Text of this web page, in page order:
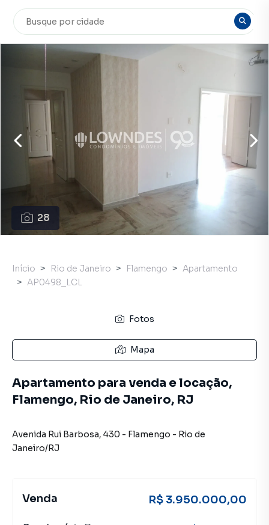
28
Início Rio de Janeiro Flamengo
Apartamento
AP0498_LCL
Fotos
Mapa
Apartamento para venda e locação,
Flamengo, Rio de Janeiro, RJ
Avenida Rui Barbosa, 430 - Flamengo - Rio de
Janeiro/RJ
Venda R$ 3.950.000,00